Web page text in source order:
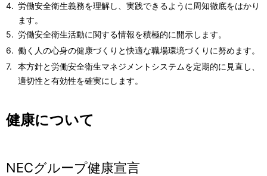
労働安全衛生義務を理解し、実践できるように周知徹底をはかり
ます。
労働安全衛生活動に関する情報を積極的に開示します。
働く人の心身の健康づくりと快適な職場環境づくりに努めます。
本方針と労働安全衛生マネジメントシステムを定期的に見直し、
適切性と有効性を確実にします。
健康について
NECグループ健康宣言